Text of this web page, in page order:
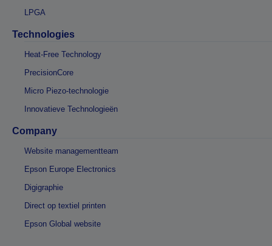
LPGA
Technologies
Heat-Free Technology
PrecisionCore
Micro Piezo-technologie
Innovatieve Technologieën
Company
Website managementteam
Epson Europe Electronics
Digigraphie
Direct op textiel printen
Epson Global website